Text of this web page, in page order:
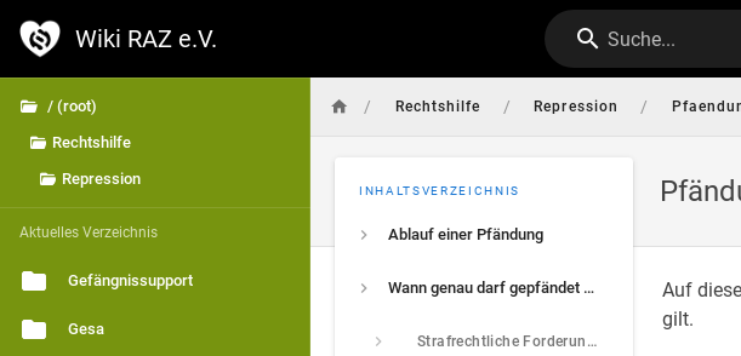
Wiki RAZ e.V. Suche...
/ (root)
Rechtshilfe
Repression
Aktuelles Verzeichnis
Gefängnissupport
Gesa
/ Rechtshilfe / Repression /
INHALTSVERZEICHNIS
Ablauf einer Pfändung
Wann genau darf gepfändet werden?
Strafrechtliche Forderungen
Auf
gilt.